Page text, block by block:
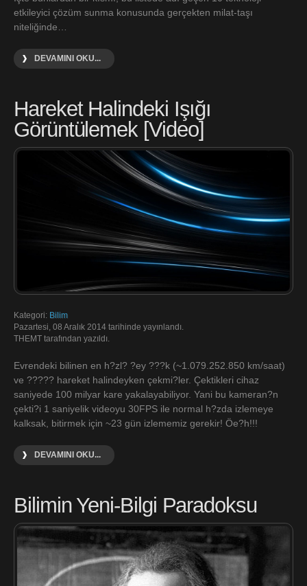
etkileyici çözüm sunma konusunda gerçekten milat-taşı
niteliğinde…
DEVAMINI OKU...
Hareket Halindeki Işığı
Görüntülemek [Video]
Kategori: Bilim
Pazartesi, 08 Aralık 2014 tarihinde yayınlandı.
THEMT tarafından yazıldı.
Evrendeki bilinen en h?zl? ?ey ???k (~1.079.252.850 km/saat)
ve ????? hareket halindeyken çekmi?ler. Çektikleri cihaz
saniyede 100 milyar kare yakalayabiliyor. Yani bu kameran?n
çekti?i 1 saniyelik videoyu 30FPS ile normal h?zda izlemeye
kalksak, bitirmek için ~23 gün izlememiz gerekir! Öe?h!!!
DEVAMINI OKU...
Bilimin Yeni-Bilgi Paradoksu